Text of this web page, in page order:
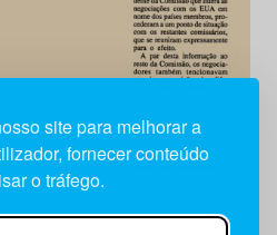
site para melhorar a
fornecer conteúdo
o tráfego.